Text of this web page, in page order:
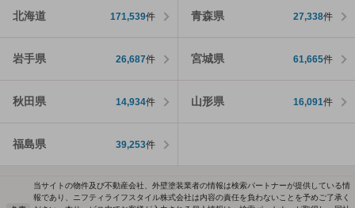
北海道 171,539件 青森県 27,338件
岩手県 26,687件 宮城県 61,665件
秋田県 14,934件 山形県 16,091件
福島県 39,253件
当サイトの物件及び不動産会社、外壁塗装業者の情報は検索パートナーが提供している情
報であり、ニフティライフスタイル株式会社は内容の責任を負わないことを予めご了承く